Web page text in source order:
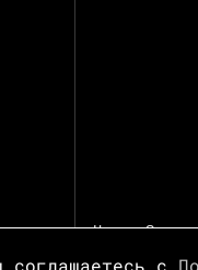
Центр Зотов
с